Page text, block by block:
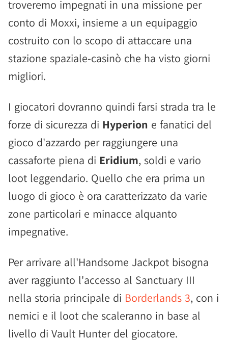
troveremo impegnati in una missione per
conto di Moxxi, insieme a un equipaggio
costruito con lo scopo di attaccare una
stazione spaziale-casinò che ha visto giorni
migliori.
I giocatori dovranno quindi farsi strada tra le
forze di sicurezza di Hyperion e fanatici del
gioco d'azzardo per raggiungere una
cassaforte piena di Eridium, soldi e vario
loot leggendario. Quello che era prima un
luogo di gioco è ora caratterizzato da varie
zone particolari e minacce alquanto
impegnative.
Per arrivare all'Handsome Jackpot bisogna
aver raggiunto l'accesso al Sanctuary III
nella storia principale di Borderlands 3, con i
nemici e il loot che scaleranno in base al
livello di Vault Hunter del giocatore.